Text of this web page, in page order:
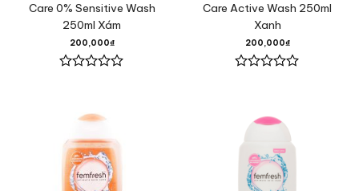
Care 0% Sensitive Wash
250ml Xám
200,000₫
sao
Care Active Wash 250ml
Xanh
200,000₫
sao